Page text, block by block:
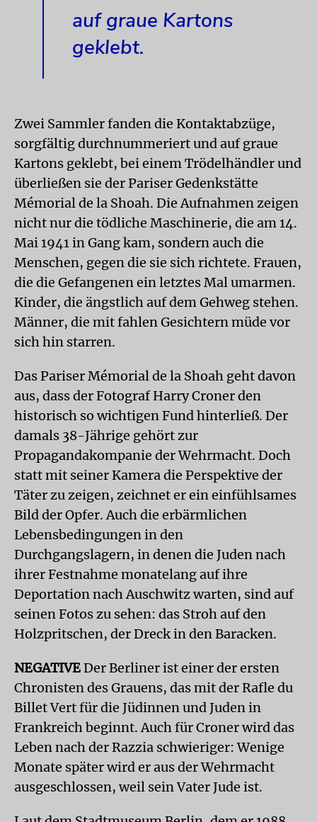
auf graue Kartons
geklebt.
Zwei Sammler fanden die Kontaktabzüge,
sorgfältig durchnummeriert und auf graue
Kartons geklebt, bei einem Trödelhändler und
überließen sie der Pariser Gedenkstätte
Mémorial de la Shoah. Die Aufnahmen zeigen
nicht nur die tödliche Maschinerie, die am 14.
Mai 1941 in Gang kam, sondern auch die
Menschen, gegen die sie sich richtete. Frauen,
die die Gefangenen ein letztes Mal umarmen.
Kinder, die ängstlich auf dem Gehweg stehen.
Männer, die mit fahlen Gesichtern müde vor
sich hin starren.
Das Pariser Mémorial de la Shoah geht davon
aus, dass der Fotograf Harry Croner den
historisch so wichtigen Fund hinterließ. Der
damals 38-Jährige gehört zur
Propagandakompanie der Wehrmacht. Doch
statt mit seiner Kamera die Perspektive der
Täter zu zeigen, zeichnet er ein einfühlsames
Bild der Opfer. Auch die erbärmlichen
Lebensbedingungen in den
Durchgangslagern, in denen die Juden nach
ihrer Festnahme monatelang auf ihre
Deportation nach Auschwitz warten, sind auf
seinen Fotos zu sehen: das Stroh auf den
Holzpritschen, der Dreck in den Baracken.
NEGATIVEDer Berliner ist einer der ersten
Chronisten des Grauens, das mit der Rafle du
Billet Vert für die Jüdinnen und Juden in
Frankreich beginnt. Auch für Croner wird das
Leben nach der Razzia schwieriger: Wenige
Monate später wird er aus der Wehrmacht
ausgeschlossen, weil sein Vater Jude ist.